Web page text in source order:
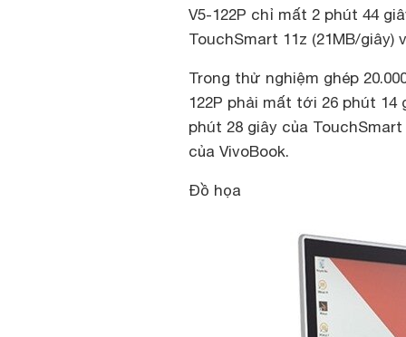
V5-122P chỉ mất 2 phút 44
TouchSmart 11z (21MB/giây)
Trong thử nghiệm ghép
122P phải mất tới 26 phút
phút 28 giây của
của VivoBook.
Đồ họa